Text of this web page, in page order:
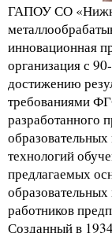
ГАПОУ СО
инновационная
организация с
достижению
требованиями
разработанного
технологий
предлагаемых
работников
Созданный в